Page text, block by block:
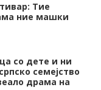
Тие
ние машки
со дете и ни
семејство
драма на